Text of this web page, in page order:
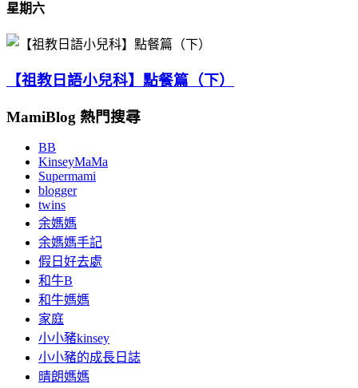
星期六
【祖教日語小兒科】點餐篇（下）
MamiBlog 熱門搜尋
BB
KinseyMaMa
Supermami
blogger
twins
余媽媽
余媽媽手記
假日好去處
和牛B
和牛媽媽
家庭
小小豬kinsey
小小豬的成長日誌
晴朗媽媽